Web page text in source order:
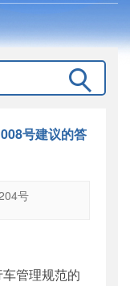
号建议的答
号
议;答复函
管理规范的